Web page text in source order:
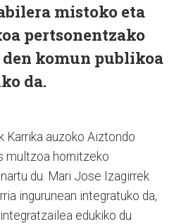
mistoko eta
pertsonentzako
komun publikoa
da.
Karrika auzoko Aiztondo
multzoa hornitzeko
du. Mari Jose Izagirrek
ingurunean integratuko da,
edukiko du